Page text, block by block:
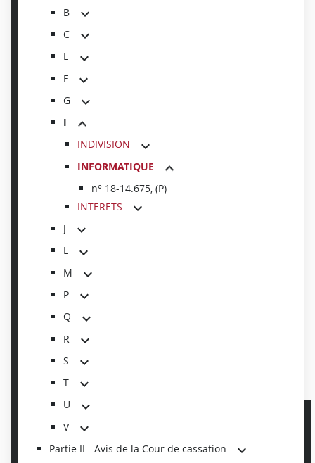
B
C
E
F
G
I
INDIVISION
INFORMATIQUE
n° 18-14.675, (P)
INTERETS
J
L
M
P
Q
R
S
T
U
V
Partie II - Avis de la Cour de cassation